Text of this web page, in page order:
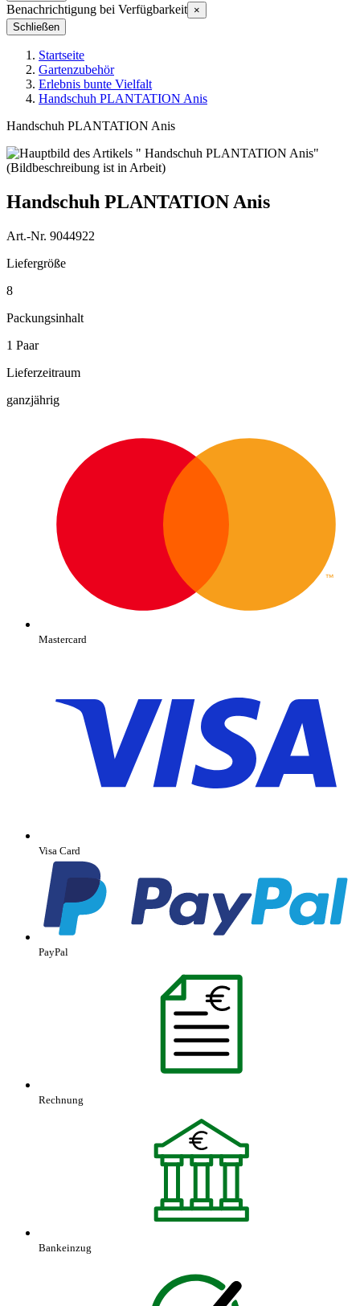
Benachrichtigung bei Verfügbarkeit ×
Schließen
Startseite
Gartenzubehör
Erlebnis bunte Vielfalt
Handschuh PLANTATION Anis
Handschuh PLANTATION Anis
Handschuh PLANTATION Anis
Art.-Nr. 9044922
Liefergröße
8
Packungsinhalt
1 Paar
Lieferzeitraum
ganzjährig
Mastercard
Visa Card
PayPal
Rechnung
Bankeinzug